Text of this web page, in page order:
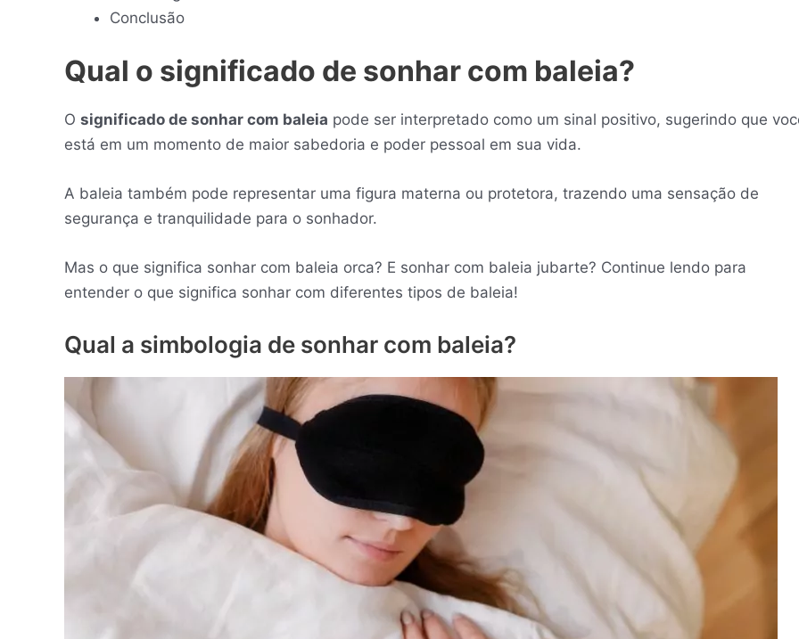
Conclusão
Qual o significado de sonhar com baleia?
O significado de sonhar com baleia pode ser interpretado como um sinal positivo, sugerindo que
está em um momento de maior sabedoria e poder pessoal em sua vida.
A baleia também pode representar uma figura materna ou protetora, trazendo uma sensação de
segurança e tranquilidade para o sonhador.
Mas o que significa sonhar com baleia orca? E sonhar com baleia jubarte? Continue lendo para
entender o que significa sonhar com diferentes tipos de baleia!
Qual a simbologia de sonhar com baleia?